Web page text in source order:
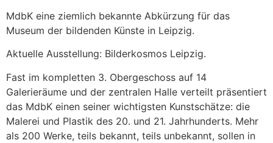
MdbK eine ziemlich bekannte Abkürzung für das
Museum der bildenden Künste in Leipzig.
Aktuelle Ausstellung: Bilderkosmos Leipzig.
Fast im kompletten 3. Obergeschoss auf 14
Galerieräume und der zentralen Halle verteilt präsentiert
das MdbK einen seiner wichtigsten Kunstschätze: die
Malerei und Plastik des 20. und 21. Jahrhunderts. Mehr
als 200 Werke, teils bekannt, teils unbekannt, sollen in